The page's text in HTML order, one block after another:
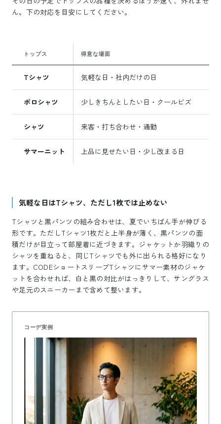
ん。下の対応を目安にしてください。
トップス 得意な場面
Tシャツ 気軽な日・社内だけの日
ポロシャツ 少しきちんとしたい日・クールビズ
シャツ 来客・打ち合わせ・通勤
サマーニット 上品に見せたい日・少し改まる日
気軽な日はTシャツ、ただし1枚では止めない
Tシャツと黒パンツの組み合わせは、夏でいちばん手が伸びる
形です。ただしTシャツ1枚だと上半身が薄く、黒パンツの面
積だけが目立って部屋着に近づきます。ジャケットか羽織りの
シャツを重ねると、同じTシャツでも外に出られる格好になり
ます。CODEショートスリーブTシャツにサマー素材のジャケ
ットを合わせれば、白と黒の対比がはっきりして、サングラス
や足元のスニーカーまで含めて整います。
コーデ実例